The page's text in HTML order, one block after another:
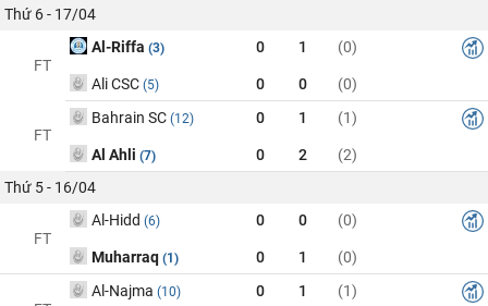
Thứ 6 - 17/04
FT
Al-Riffa (3) 0 1 (0)
Ali CSC (5) 0 0 (0)
FT
Bahrain SC (12) 0 1 (1)
Al Ahli (7) 0 2
(2)
Thứ 5 - 16/04
FT
Al-Hidd (6) 0 0 (0)
Muharraq (1) 0 1 (0)
Al-Najma (10) 0 1 (1)